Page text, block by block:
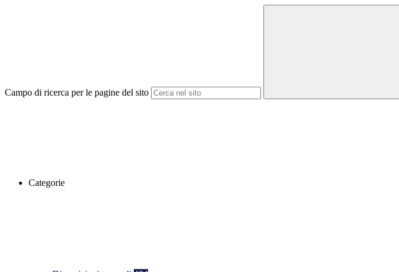
Campo di ricerca per le pagine del sito
Categorie